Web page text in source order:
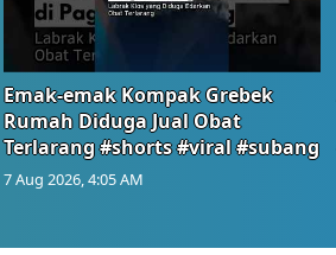
Emak-emak Kompak Grebek
Rumah Diduga Jual Obat
Terlarang #shorts #viral #subang
7 Aug 2026, 4:05 AM